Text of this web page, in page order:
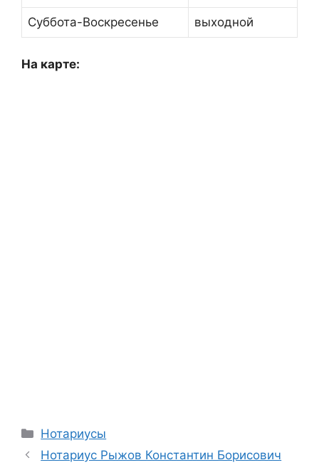
Суббота-Воскресенье выходной
На карте:
Рубрики
Нотариусы
Нотариус Рыжов Константин Борисович